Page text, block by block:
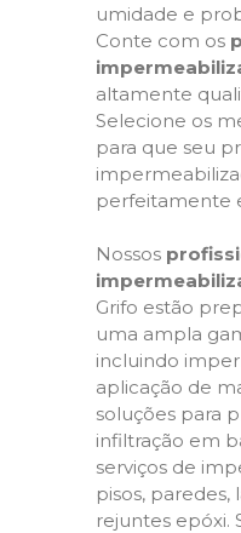
umidade e
Conte com os
altamente
Selecione os
para que seu
perfeitamente
Nossos
Grifo estão
uma ampla
incluindo
aplicação de
soluções para
infiltração em
serviços de
pisos, paredes,
rejuntes epóxi.